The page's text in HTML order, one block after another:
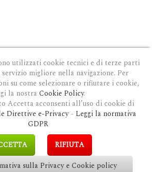
| COOKIE POLICY|CONDIZIONI GENERALI D'USO|GDPR
| GDPR RICHIESTA CANCELLAZIONE
CLAUDIOSGARBI.COM - TUTTI I DIRITTI RISERVATI.
BYGUALDI PROMOTION&LP-STUDIO
utilizzati cookie tecnici e di terze parti
migliore nella navigazione. Per
su come selezionare o rifiutare i cookie,
la nostra Cookie Policy.
Accetta acconsenti all’uso di cookie di
Direttive e-Privacy- Leggi la normativa
GDPR
RIFIUTA
sulla Privacy e Cookie policy